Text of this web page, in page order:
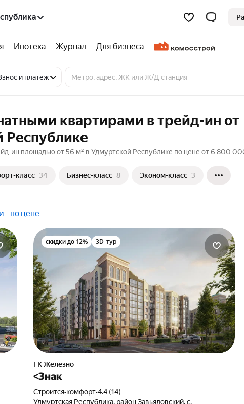
Ипотека Журнал Для бизнеса
и платёж
квартирами в трейд-ин от
Республике
ин площадью от 56 м² в Удмуртской Республике по цене от 6 800
класс 34 Бизнес-класс 8 Эконом-класс 3
по цене
скидки до 12% 3D-тур
ГК Железно
<Знак
Строится•комфорт•4.4 (14)
Удмуртская Республика, район Завьяловский, с.